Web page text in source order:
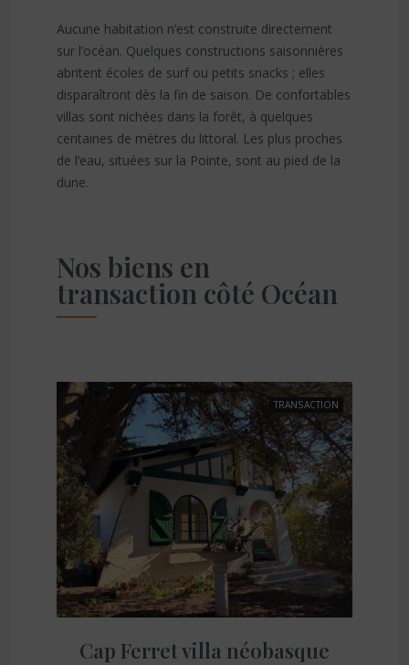
Aucune habitation n’est construite directement
sur l’océan. Quelques constructions saisonnières
abritent écoles de surf ou petits snacks ; elles
disparaîtront dès la fin de saison. De confortables
villas sont nichées dans la forêt, à quelques
centaines de mètres du littoral. Les plus proches
de l’eau, situées sur la Pointe, sont au pied de la
dune.
Nos biens en
transaction côté Océan
TRANSACTION
Cap Ferret villa néobasque